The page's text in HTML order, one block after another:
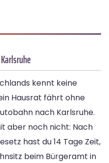
kennt keine
Hausrat fährt ohne
nach Karlsruhe.
aber noch nicht: Nach
hast du 14 Tage Zeit,
beim Bürgeramt in